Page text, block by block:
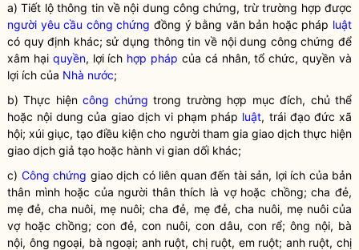
a) Tiết lộ thông tin về nội dung công chứng, trừ trường hợp được
người yêu cầu công chứng đồng ý bằng văn bản hoặc pháp luật
có quy định khác; sử dụng thông tin về nội dung công chứng để
xâm hại quyền, lợi ích hợp pháp của cá nhân, tổ chức,quyền và
lợi ích của Nhà nước;
b) Thực hiệncông chứng trong trường hợp mục đích, chủ thể
hoặc nội dung của giao dịch vi phạm pháp luật, trái đạo đức xã
hội; xúi giục, tạo điều kiện cho người tham gia giao dịch thực hiện
giao dịch giả tạo hoặc hành vi gian dối khác;
c) Công chứng giao dịch có liên quan đến tài sản, lợi ích của bản
thân mình hoặc của người thân thích là vợ hoặc chồng; cha đẻ,
mẹ đẻ, cha nuôi, mẹ nuôi; cha đẻ, mẹ đẻ, cha nuôi, mẹ nuôi của
vợ hoặc chồng; con đẻ, con nuôi, con dâu, con rể; ông nội, bà
nội, ông ngoại, bà ngoại; anh ruột, chị ruột, em ruột; anh ruột, chị